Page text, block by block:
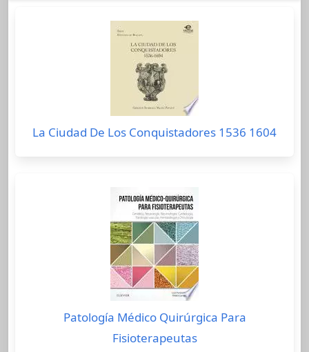
La Ciudad De Los Conquistadores 1536 1604
Patología Médico Quirúrgica Para
Fisioterapeutas